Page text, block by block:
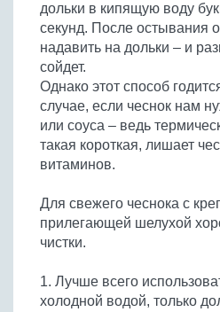
дольки в кипящую воду
секунд. После остывания
надавить на дольки – и
сойдет.
Однако этот способ
случае, если чеснок нам
или соуса – ведь
такая короткая, лишает
витаминов.
Для свежего чеснока с
прилегающей шелухой
чистки.
1. Лучше всего
холодной водой, только